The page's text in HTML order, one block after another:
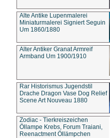
Alte Antike Lupenmalerei
Miniaturmalerei Signiert Seguin
Um 1860/1880
Alter Antiker Granat Armreif
Armband Um 1900/1910
Rar Historismus Jugendstil
Drache Dragon Vase Dog Relief
Scene Art Nouveau 1880
Zodiac - Tierkreiszeichen
Öllampe Krebs, Forum Traiani,
Reenactment Öllämpchen